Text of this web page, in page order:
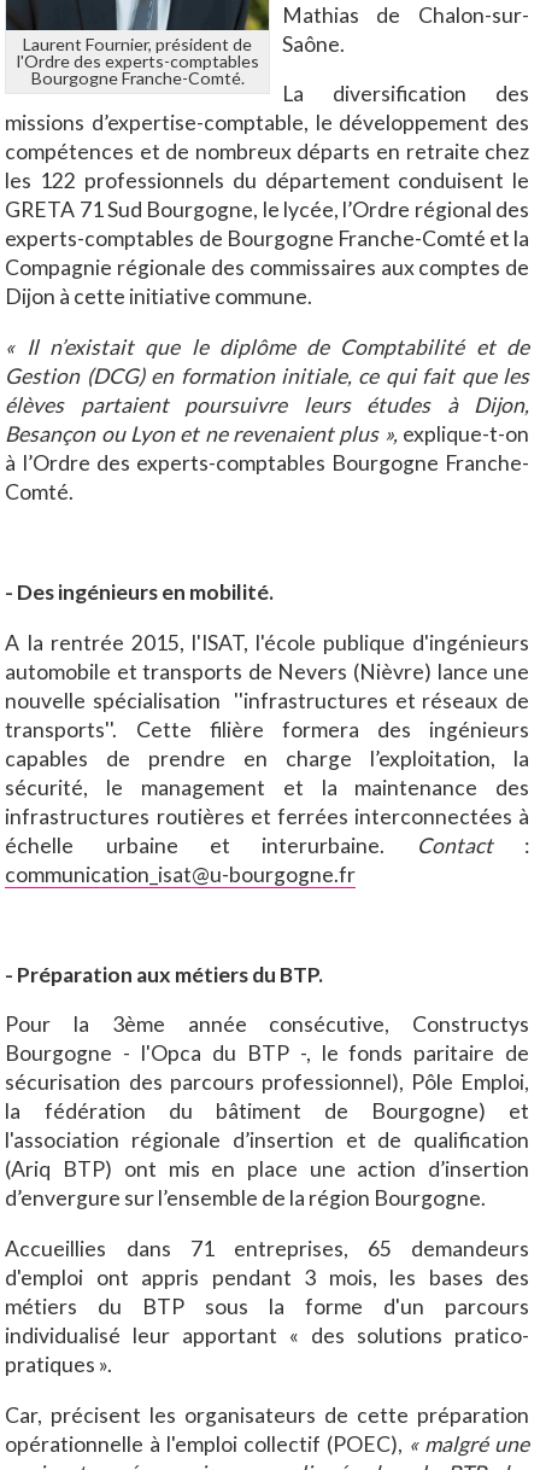
Laurent Fournier, président de
l'Ordre des experts-comptables
Bourgogne Franche-Comté.
Mathias de Chalon-sur-
Saône.
La diversification des
missions d’expertise-comptable, le développement des
compétences et de nombreux départs en retraite chez
les 122 professionnels du département conduisent le
GRETA 71 Sud Bourgogne, le lycée, l’Ordre régional des
experts-comptables de Bourgogne Franche-Comté et la
Compagnie régionale des commissaires aux comptes de
Dijon à cette initiative commune.
« Il n’existait que le diplôme de Comptabilité et de
Gestion (DCG) en formation initiale, ce qui fait que les
élèves partaient poursuivre leurs études à Dijon,
Besançon ou Lyon et ne revenaient plus »,explique-t-on
à l’Ordre des experts-comptables Bourgogne Franche-
Comté.
- Des ingénieurs en mobilité.
A la rentrée 2015, l'ISAT, l'école publique d'ingénieurs
automobile et transports de Nevers (Nièvre) lance une
nouvelle spécialisation ''infrastructures et réseaux de
transports''. Cette filière formera des ingénieurs
capables de prendre en charge l’exploitation, la
sécurité, le management et la maintenance des
infrastructures routières et ferrées interconnectées à
échelle urbaine et interurbaine.
Contact:
communication_isat@u-bourgogne.fr
- Préparation aux métiers du BTP.
Pour la 3ème année consécutive, Constructys
Bourgogne - l'Opca du BTP -, le fonds paritaire de
sécurisation des parcours professionnel), Pôle Emploi,
la fédération du bâtiment de Bourgogne) et
l'association régionale d’insertion et de qualification
(Ariq BTP) ont mis en place une action d’insertion
d’envergure sur l’ensemble de la région Bourgogne.
Accueillies dans 71 entreprises, 65 demandeurs
d'emploi ont appris pendant 3 mois, les bases des
métiers du BTP sous la forme d'un parcours
individualisé leur apportant « des solutions pratico-
pratiques ».
Car, précisent les organisateurs de cette préparation
opérationnelle à l'emploi collectif (POEC), « malgré une